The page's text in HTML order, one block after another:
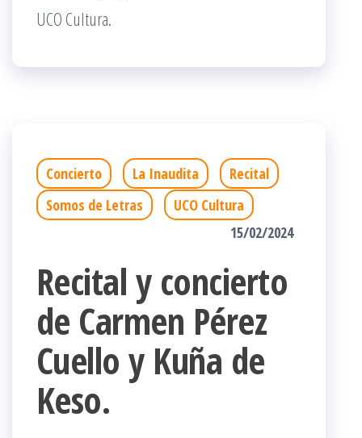
UCO Cultura.
Concierto La Inaudita
Recital
Somos de Letras
UCO Cultura
15/02/2024
Recital y concierto
de Carmen Pérez
Cuello y Kuña de
Keso.